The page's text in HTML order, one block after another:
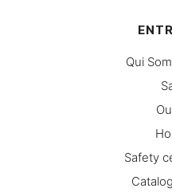
Qui
Safety